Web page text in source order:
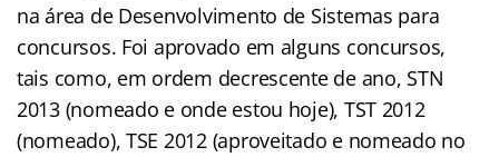
na área de Desenvolvimento de Sistemas para
concursos. Foi aprovado em alguns concursos,
tais como, em ordem decrescente de ano, STN
2013 (nomeado e onde estou hoje), TST 2012
(nomeado), TSE 2012 (aproveitado e nomeado no